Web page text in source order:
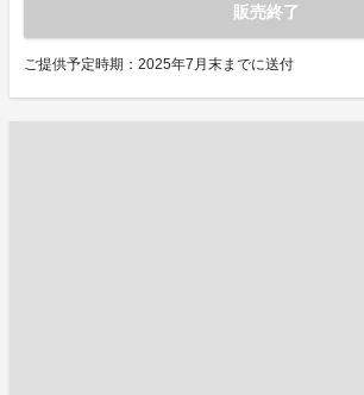
販売終了
ご提供予定時期：2025年7月末までに送付